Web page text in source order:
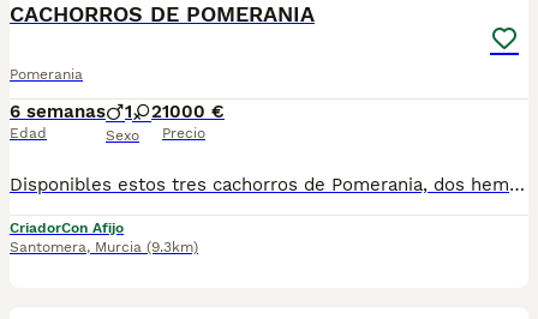
CACHORROS DE POMERANIA
Pomerania
6 semanas
Edad
1 2
Sexo
1000 €
Precio
Disponibles estos tres cachorros de Pomerania, dos hembras y un macho. Para más información no dudes en contactar con nosotros.
CriadorCon Afijo
Santomera, Murcia (9.3km)